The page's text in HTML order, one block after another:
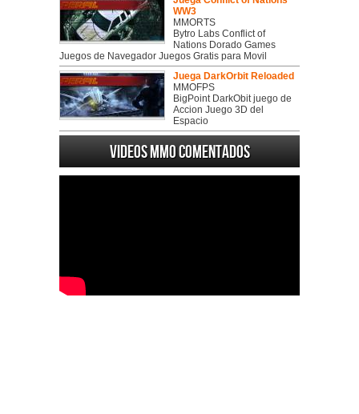
WW3
MMORTS
Bytro Labs Conflict of
Nations Dorado Games
Juegos de Navegador Juegos Gratis para Movil
Juega DarkOrbit Reloaded
MMOFPS
BigPoint DarkObit juego de
Accion Juego 3D del
Espacio
Videos MMO Comentados